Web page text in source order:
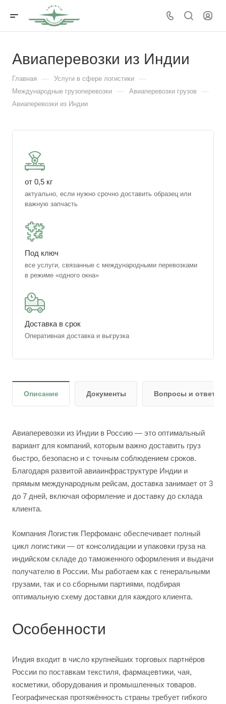
Авиаперевозки из Индии
Главная — Услуги в сфере логистики —
Международные грузоперевозки — Авиаперевозки грузов —
Авиаперевозки из Индии
от 0,5 кг
актуально, если нужно срочно доставить образец или
важную запчасть
Под ключ
все услуги, связанные с международными перевозками
в режиме «одного окна»
Доставка в срок
Оперативная доставка и выгрузка
Описание Документы Вопросы и ответы
Авиаперевозки из Индии в Россию — это оптимальный
вариант для компаний, которым важно доставить груз
быстро, безопасно и с точным соблюдением сроков.
Благодаря развитой авиаинфраструктуре Индии и
прямым международным рейсам, доставка занимает от 3
до 7 дней, включая оформление и доставку до склада
клиента.
Компания Логистик Перфоманс обеспечивает полный
цикл логистики — от консолидации и упаковки груза на
индийском складе до таможенного оформления и выдачи
получателю в России. Мы работаем как с генеральными
грузами, так и со сборными партиями, подбирая
оптимальную схему доставки для каждого клиента.
Особенности
Индия входит в число крупнейших торговых партнёров
России по поставкам текстиля, фармацевтики, чая,
косметики, оборудования и промышленных товаров.
Географическая протяжённость страны требует гибкого